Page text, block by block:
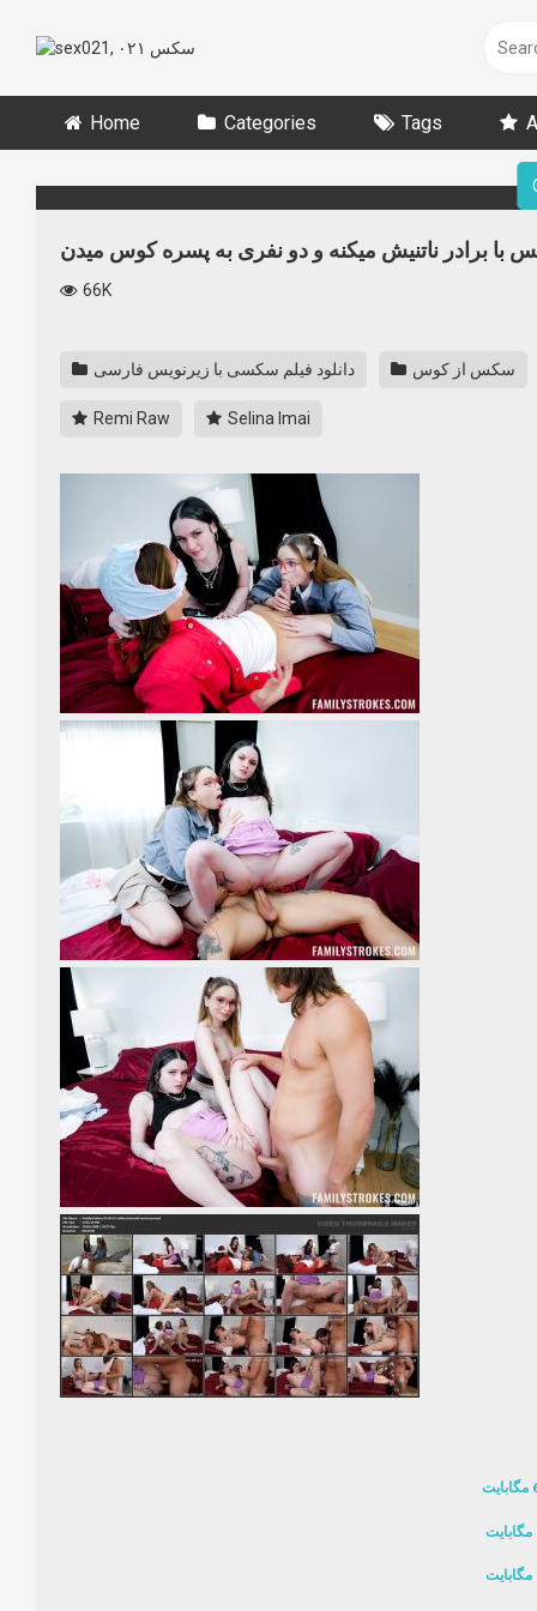
Home Categories Tags
با برادر ناتنیش میکنه و دو نفری به پسره کوس میدن
66K
دانلود فیلم سکسی‌ با زیرنویس فارسی سکس از کوس
Remi Raw Selina Imai